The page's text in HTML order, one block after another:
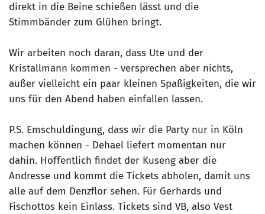
direkt in die Beine schießen lässt und die
Stimmbänder zum Glühen bringt.
Wir arbeiten noch daran, dass Ute und der
Kristallmann kommen - versprechen aber nichts,
außer vielleicht ein paar kleinen Spaßigkeiten, die wir
uns für den Abend haben einfallen lassen.
P.S. Emschuldingung, dass wir die Party nur in Köln
machen können - Dehael liefert momentan nur
dahin. Hoffentlich findet der Kuseng aber die
Andresse und kommt die Tickets abholen, damit uns
alle auf dem Denzflor sehen. Für Gerhards und
Fischottos kein Einlass. Tickets sind VB, also Vest